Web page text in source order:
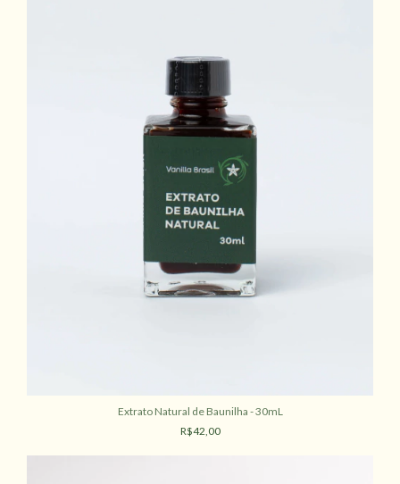
Extrato Natural de Baunilha - 30mL
R$42,00